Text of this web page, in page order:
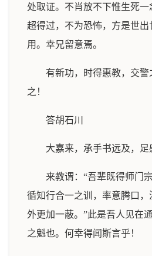
处取证。不肖放不下惟生死
超得过，不为恐怖，方是世
用。幸兄留意焉。
有新功，时得惠教，交
之！
答胡石川
大嘉来，承手书远及，足
来教谓：“吾辈既得师门
循知行合一之训，率意腾口，
外更加一蔽。”此是吾人见在
之魁也。何幸得闻斯言乎！